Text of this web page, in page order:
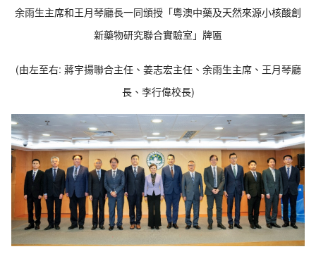
余雨生主席和王月琴廳長一同頒授「粵澳中藥及天然來源小核酸創
新藥物研究聯合實驗室」牌匾
(由左至右: 蔣宇揚聯合主任、姜志宏主任、余雨生主席、王月琴廳
長、李行偉校長)